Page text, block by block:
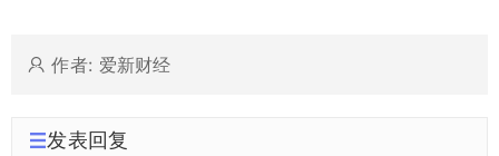
作者: 爱新财经
发表回复